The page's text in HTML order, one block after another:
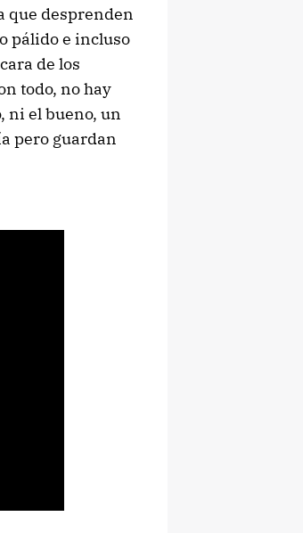
que desprenden
pálido e incluso
de los
todo, no hay
ni el bueno, un
pero guardan